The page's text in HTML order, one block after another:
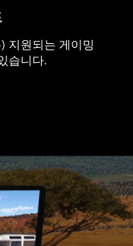
지원되는 게이밍
습니다.